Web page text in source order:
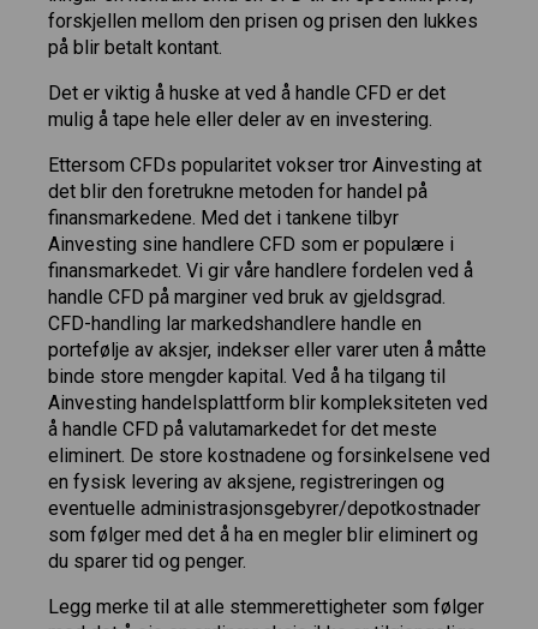
forskjellen mellom den prisen og prisen den lukkes
på blir betalt kontant.
Det er viktig å huske at ved å handle CFD er det
mulig å tape hele eller deler av en investering.
Ettersom CFDs popularitet vokser tror Ainvesting at
det blir den foretrukne metoden for handel på
finansmarkedene. Med det i tankene tilbyr
Ainvesting sine handlere CFD som er populære i
finansmarkedet. Vi gir våre handlere fordelen ved å
handle CFD på marginer ved bruk av gjeldsgrad.
CFD-handling lar markedshandlere handle en
portefølje av aksjer, indekser eller varer uten å måtte
binde store mengder kapital. Ved å ha tilgang til
Ainvesting handelsplattform blir kompleksiteten ved
å handle CFD på valutamarkedet for det meste
eliminert. De store kostnadene og forsinkelsene ved
en fysisk levering av aksjene, registreringen og
eventuelle administrasjonsgebyrer/depotkostnader
som følger med det å ha en megler blir eliminert og
du sparer tid og penger.
Legg merke til at alle stemmerettigheter som følger